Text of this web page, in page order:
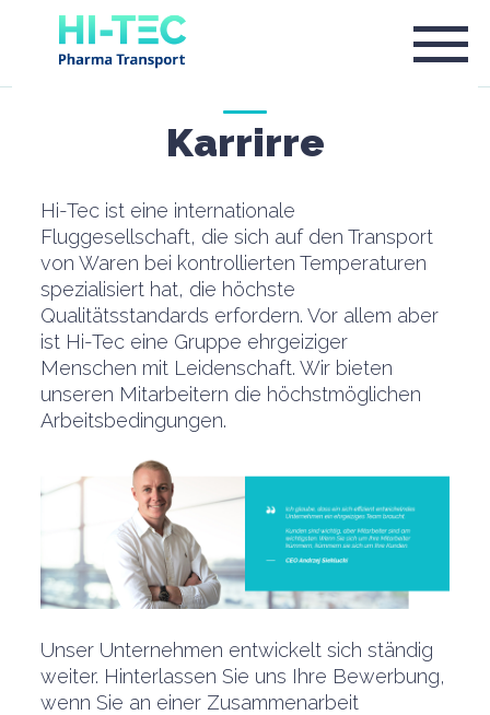
Karrirre
Hi-Tec ist eine internationale
Fluggesellschaft, die sich auf den Transport
von Waren bei kontrollierten Temperaturen
spezialisiert hat, die höchste
Qualitätsstandards erfordern. Vor allem aber
ist Hi-Tec eine Gruppe ehrgeiziger
Menschen mit Leidenschaft. Wir bieten
unseren Mitarbeitern die höchstmöglichen
Arbeitsbedingungen.
Unser Unternehmen entwickelt sich ständig
weiter. Hinterlassen Sie uns Ihre Bewerbung,
wenn Sie an einer Zusammenarbeit